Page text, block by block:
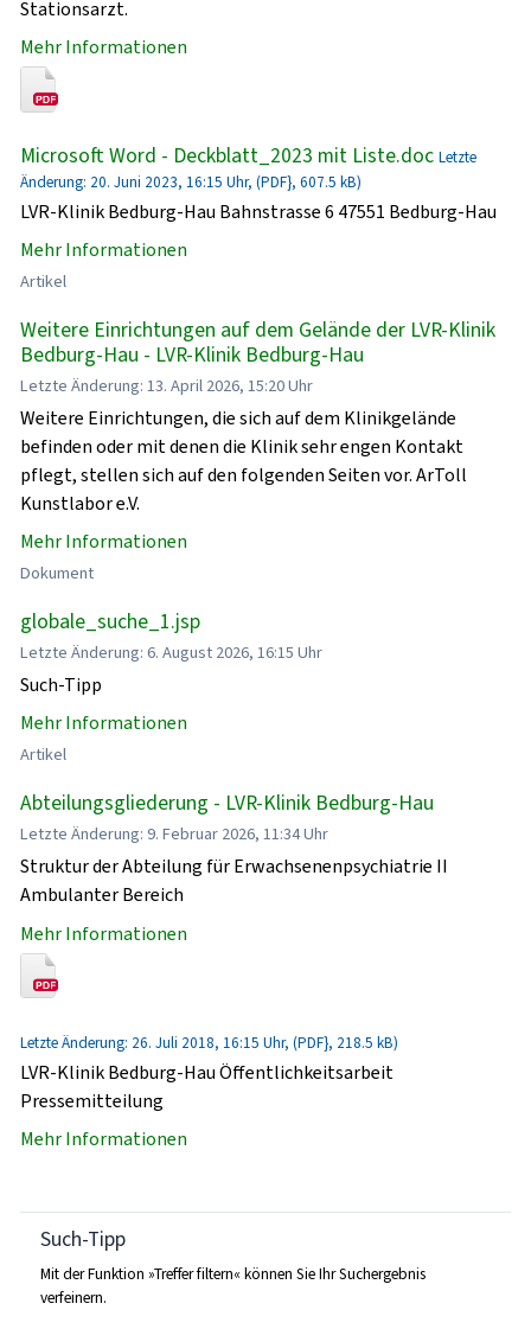
Stationsarzt.
Mehr Informationen
Microsoft Word - Deckblatt_2023 mit Liste.doc Letzte
Änderung: 20. Juni 2023, 16:15 Uhr, (PDF}, 607.5 kB)
LVR-Klinik Bedburg-Hau Bahnstrasse 6 47551 Bedburg-Hau
Mehr Informationen
Artikel
Weitere Einrichtungen auf dem Gelände der LVR-Klinik
Bedburg-Hau - LVR-Klinik Bedburg-Hau
Letzte Änderung: 13. April 2026, 15:20 Uhr
Weitere Einrichtungen, die sich auf dem Klinikgelände
befinden oder mit denen die Klinik sehr engen Kontakt
pflegt, stellen sich auf den folgenden Seiten vor. ArToll
Kunstlabor e.V.
Mehr Informationen
Dokument
globale_suche_1.jsp
Letzte Änderung: 6. August 2026, 16:15 Uhr
Such-Tipp
Mehr Informationen
Artikel
Abteilungsgliederung - LVR-Klinik Bedburg-Hau
Letzte Änderung: 9. Februar 2026, 11:34 Uhr
Struktur der Abteilung für Erwachsenenpsychiatrie II
Ambulanter Bereich
Mehr Informationen
Letzte Änderung: 26. Juli 2018, 16:15 Uhr, (PDF}, 218.5 kB)
LVR-Klinik Bedburg-Hau Öffentlichkeitsarbeit
Pressemitteilung
Mehr Informationen
Such-Tipp
Mit der Funktion »Treffer filtern« können Sie Ihr Suchergebnis
verfeinern.